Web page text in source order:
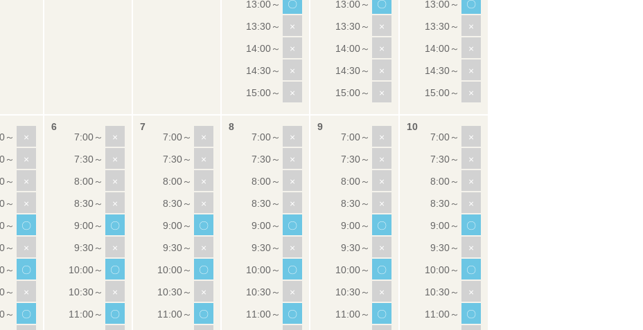
〇
×
×
×
×
〇
×
×
×
×
〇
×
×
×
×
×
×
×
×
〇
×
〇
×
〇
×
×
×
×
〇
×
〇
×
〇
×
×
×
×
〇
×
〇
×
〇
×
×
×
×
〇
×
〇
×
〇
×
×
×
×
〇
×
〇
×
〇
×
×
×
×
〇
×
〇
×
〇